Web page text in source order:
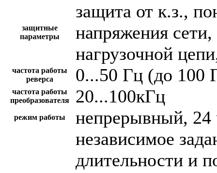
защитные
параметры
защита от к.з.,
напряжения
нагрузочной
частота работы
реверса
0...50 Гц (до 100
частота работы
преобразователя
20...100кГц
режим работы
непрерывный, 24
независимое
длительности и